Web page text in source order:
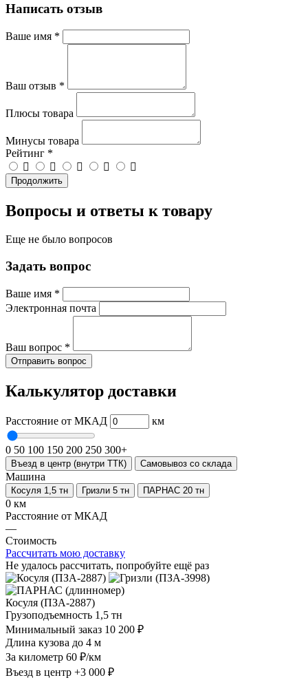
Написать отзыв
Ваше имя *
Ваш отзыв *
Плюсы товара
Минусы товара
Рейтинг *
Продолжить
Вопросы и ответы к товару
Еще не было вопросов
Задать вопрос
Ваше имя *
Электронная почта
Ваш вопрос *
Отправить вопрос
Калькулятор доставки
Расстояние от МКАД км
0 50 100 150 200 250 300+
Въезд в центр (внутри ТТК) Самовывоз со склада
Машина
Косуля 1,5 тн Гризли 5 тн ПАРНАС 20 тн
0 км
Расстояние от МКАД
—
Стоимость
Рассчитать мою доставку
Не удалось рассчитать, попробуйте ещё раз
Косуля (ПЗА-2887)
Грузоподъемность 1,5 тн
Минимальный заказ 10 200 ₽
Длина кузова до 4 м
За километр 60 ₽/км
Въезд в центр +3 000 ₽